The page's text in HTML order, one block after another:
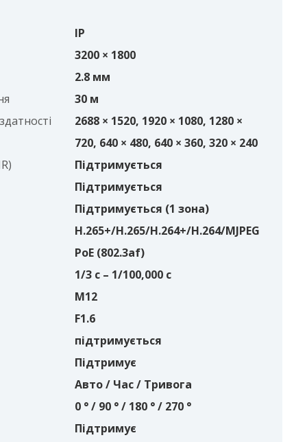
IP
3200 × 1800
2.8 мм
30 м
2688 × 1520, 1920 × 1080, 1280 ×
720, 640 × 480, 640 × 360, 320 × 240
Підтримується
Підтримується
Підтримується (1 зона)
H.265+/H.265/H.264+/H.264/MJPEG
PoE (802.3af)
1/3 с – 1/100,000 с
M12
F1.6
підтримується
Підтримує
Авто / Час / Тривога
0 ° / 90 ° / 180 ° / 270 °
Підтримує